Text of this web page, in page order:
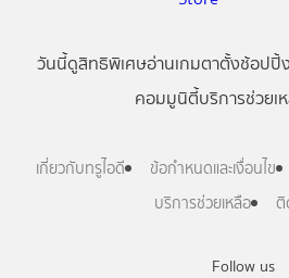
Follow us
วันนี้ดูสิทธิพิเศษอ่านเกมตาตั้งช้อปปิ้ง
คอมมูนิตี้บริการช่วยเ
เกี่ยวกับทรูไอดี ข้อกำหนดและเงื่อนไข
บริการช่วยเหลือ
ติ